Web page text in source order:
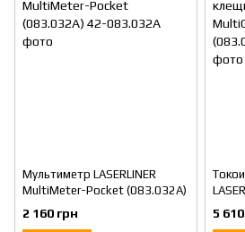
Мультиметр LASERLINER
MultiMeter-Pocket (083.032A)
2 160 грн
Pro
5